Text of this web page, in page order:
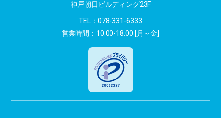
神戸朝日ビルディング23F
TEL： 078-331-6333
営業時間：10:00-18:00 [月～金]